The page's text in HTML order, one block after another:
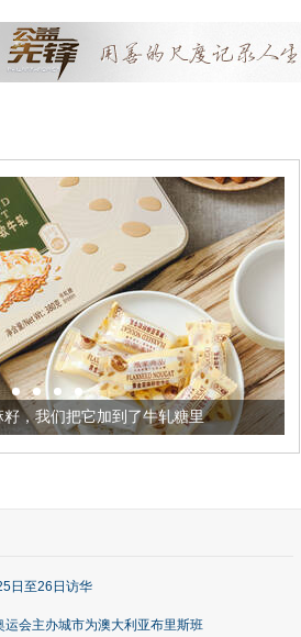
到了牛轧糖里 被列入佛家七
日至26日访华
运会主办城市为澳大利亚布里斯班